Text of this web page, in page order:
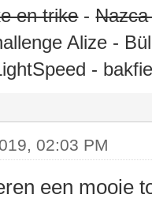
en trike-
Alize -
-
02:03 PM
een mooie